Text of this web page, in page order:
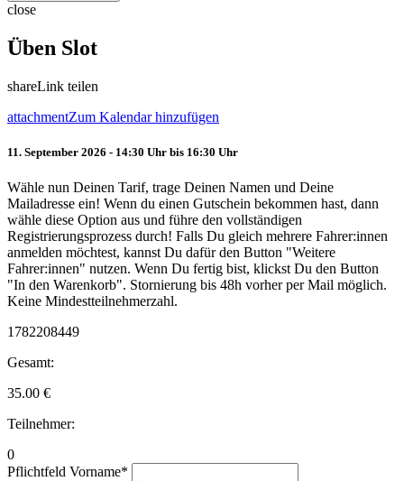
close
Üben Slot
shareLink teilen
attachmentZum Kalendar hinzufügen
11. September 2026 - 14:30 Uhr bis 16:30 Uhr
Wähle nun Deinen Tarif, trage Deinen Namen und Deine
Mailadresse ein! Wenn du einen Gutschein bekommen hast, dann
wähle diese Option aus und führe den vollständigen
Registrierungsprozess durch! Falls Du gleich mehrere Fahrer:innen
anmelden möchtest, kannst Du dafür den Button "Weitere
Fahrer:innen" nutzen. Wenn Du fertig bist, klickst Du den Button
"In den Warenkorb". Stornierung bis 48h vorher per Mail möglich.
Keine Mindestteilnehmerzahl.
1782208449
Gesamt:
35.00 €
Teilnehmer:
0
Pflichtfeld Vorname*